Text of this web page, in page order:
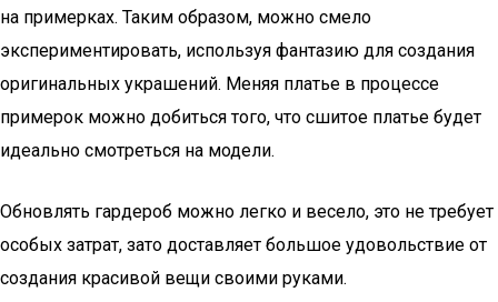
на примерках. Таким образом, можно смело
экспериментировать, используя фантазию для создания
оригинальных украшений. Меняя платье в процессе
примерок можно добиться того, что сшитое платье будет
идеально смотреться на модели.
Обновлять гардероб можно легко и весело, это не требует
особых затрат, зато доставляет большое удовольствие от
создания красивой вещи своими руками.